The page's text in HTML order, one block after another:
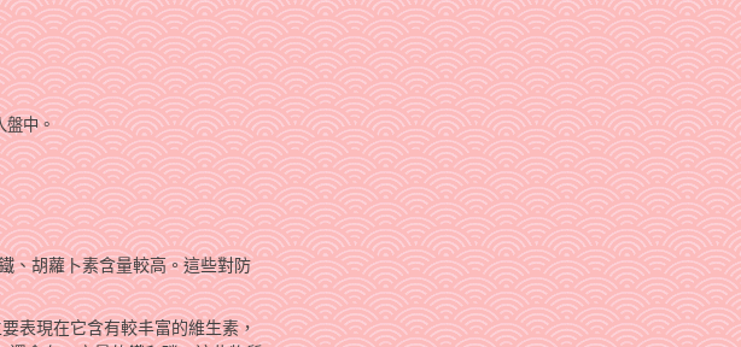
盤中。
、胡蘿卜素含量較高。這些對防
表現在它含有較丰富的維生素，